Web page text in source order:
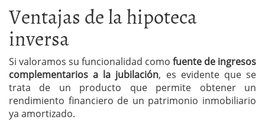
Ventajas de la hipoteca
inversa
Si valoramos su funcionalidad como fuente de ingresos
complementarios a la jubilación, es evidente que se
trata de un producto que permite obtener un
rendimiento financiero de un patrimonio inmobiliario
ya amortizado.